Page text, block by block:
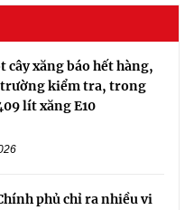
cây xăng báo hết hàng,
kiểm tra, trong
lít xăng E10
phủ chỉ ra nhiều vi